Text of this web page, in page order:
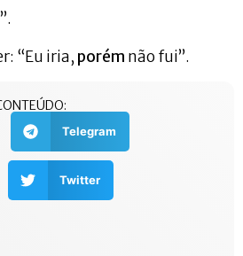
“Eu iria, porém não fui”.
Telegram
Twitter